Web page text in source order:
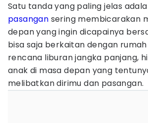
Satu tanda yang paling jelas
pasangan sering membicarakan
depan yang ingin dicapainya
bisa saja berkaitan dengan
rencana liburan jangka panjang,
anak di masa depan yang
melibatkan dirimu dan pasangan.